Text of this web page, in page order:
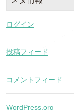
ログイン
投稿フィード
コメントフィード
WordPress.org